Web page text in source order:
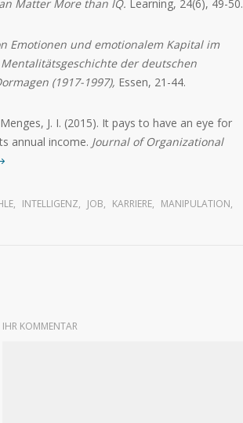
Matter More than IQ. Learning, 24(6), 49-50.
Emotionen und emotionalem Kapital im
der deutschen
(1917-1997), Essen, 21-44.
J. I. (2015). It pays to have an eye for
annual income. Journal of Organizational
, INTELLIGENZ, JOB, KARRIERE, MANIPULATION,
IHR KOMMENTAR